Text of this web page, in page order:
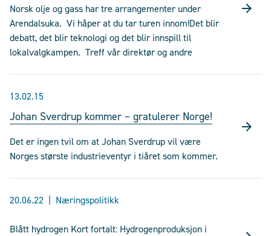
Norsk olje og gass har tre arrangementer under
Arendalsuka. Vi håper at du tar turen innom!Det blir
debatt, det blir teknologi og det blir innspill til
lokalvalgkampen. Treff vår direktør og andre
13.02.15
Johan Sverdrup kommer – gratulerer Norge!
Det er ingen tvil om at Johan Sverdrup vil være
Norges største industrieventyr i tiåret som kommer.
20.06.22 Næringspolitikk
Blått hydrogen Kort fortalt: Hydrogenproduksjon i